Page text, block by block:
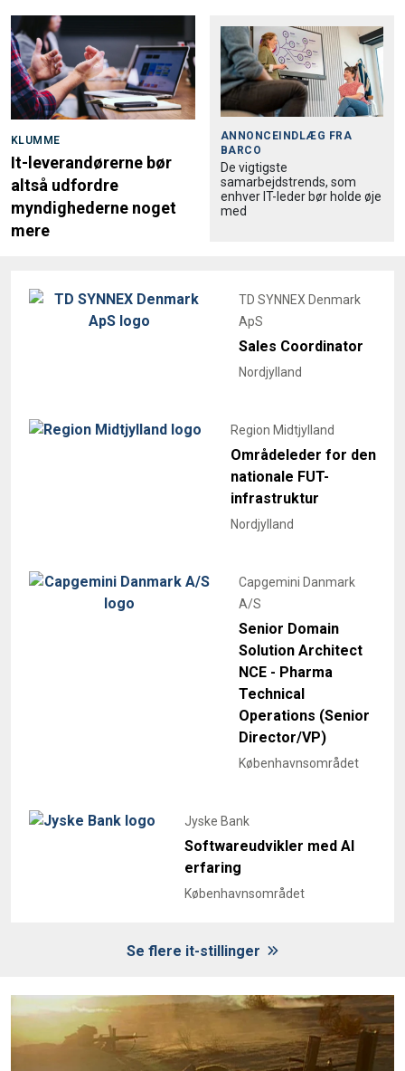
KLUMME
It-leverandørerne bør
altså udfordre
myndighederne noget
mere
ANNONCEINDLÆG FRA
BARCO
De vigtigste
samarbejdstrends, som
enhver IT-leder bør holde øje
med
TD SYNNEX Denmark
ApS
Sales Coordinator
Nordjylland
Region Midtjylland
Områdeleder for den
nationale FUT-
infrastruktur
Nordjylland
Capgemini Danmark
A/S
Senior Domain
Solution Architect
NCE - Pharma
Technical
Operations (Senior
Director/VP)
Københavnsområdet
Jyske Bank
Softwareudvikler med AI
erfaring
Københavnsområdet
Se flere it-stillinger